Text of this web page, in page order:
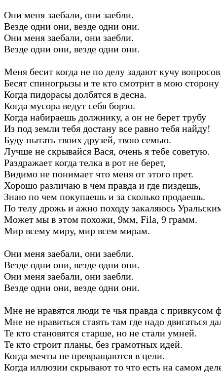
Они меня заебали, они заебли.
Везде одни они, везде одни они.
Они меня заебали, они заебли.
Везде одни они, везде одни они.
Меня бесит когда не по делу задают кучу
Бесят спиногрызы и те кто смотрит в мою сторону
Когда пидорасы долбятся в десна.
Когда мусора ведут себя борзо.
Когда набираешь должнику, а он не берет трубу
Из под земли тебя достану все равно тебя найду!
Буду пытать твоих друзей, твою семью.
Лучше не скрывайся Вася, очень я тебе советую.
Раздражает когда телка в рот не берет,
Видимо не понимает что меня от этого прет.
Хорошо различаю в чем правда и где пиздешь,
Знаю по чем покупаешь и за сколько продаешь.
По телу дрожь и ажно походу закаляюсь
Может мы в этом похожи, 9мм, Fila, 9 грамм.
Мир всему миру, мир всем мирам.
Они меня заебали, они заебли.
Везде одни они, везде одни они.
Они меня заебали, они заебли.
Везде одни они, везде одни они.
Мне не нравятся люди те чья правда с привкусом
Мне не нравиться стаять там где надо двигаться
Те кто становятся старше, но не стали умней.
Те кто строит планы, без грамотных идей.
Когда мечты не превращаются в цели.
Когда иллюзии скрывают то что есть на самом